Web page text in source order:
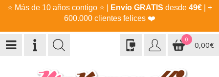
⭐ Más de 10 años contigo ⭐ Envío GRATIS desde 49€| +
600.000 clientes felices ❤️
0
0,00€